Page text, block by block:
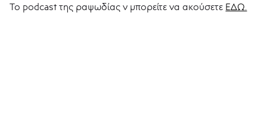
Το podcast της ραψωδίας ν μπορείτε να ακούσετε ΕΔΩ.